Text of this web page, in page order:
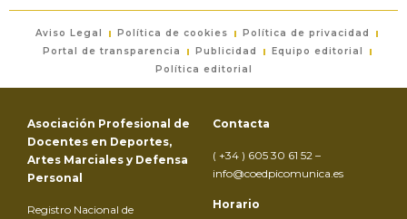
Aviso Legal Política de cookies
Política de privacidad
Portal de transparencia
Publicidad
Equipo editorial
Política editorial
Asociación Profesional de
Docentes en Deportes,
Artes Marciales y Defensa
Personal
Registro Nacional de
Contacta
( +34 ) 605 30 61 52 –
info@coedpicomunica.es
Horario